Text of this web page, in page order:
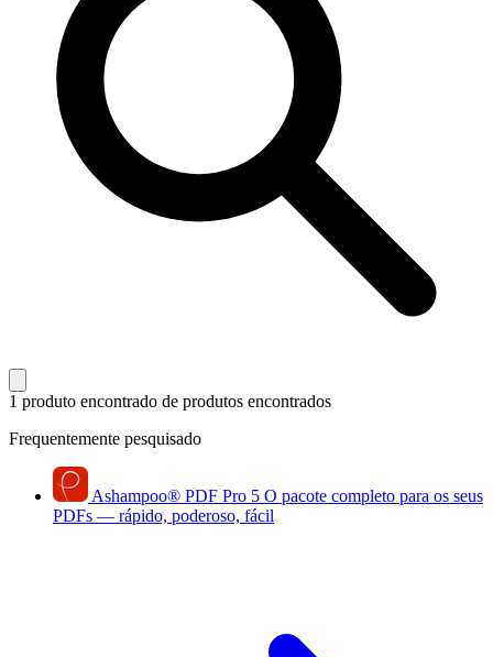
1 produto encontrado de produtos encontrados
Frequentemente pesquisado
Ashampoo® PDF Pro 5 O pacote completo para os seus
PDFs — rápido, poderoso, fácil